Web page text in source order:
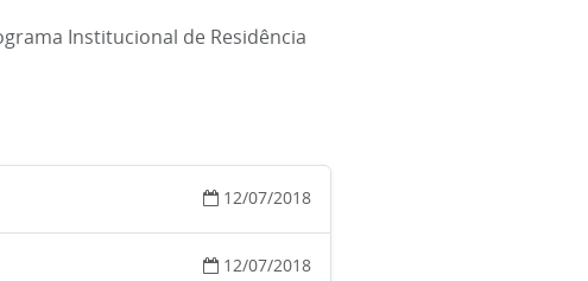
Institucional de Residência
12/07/2018
12/07/2018